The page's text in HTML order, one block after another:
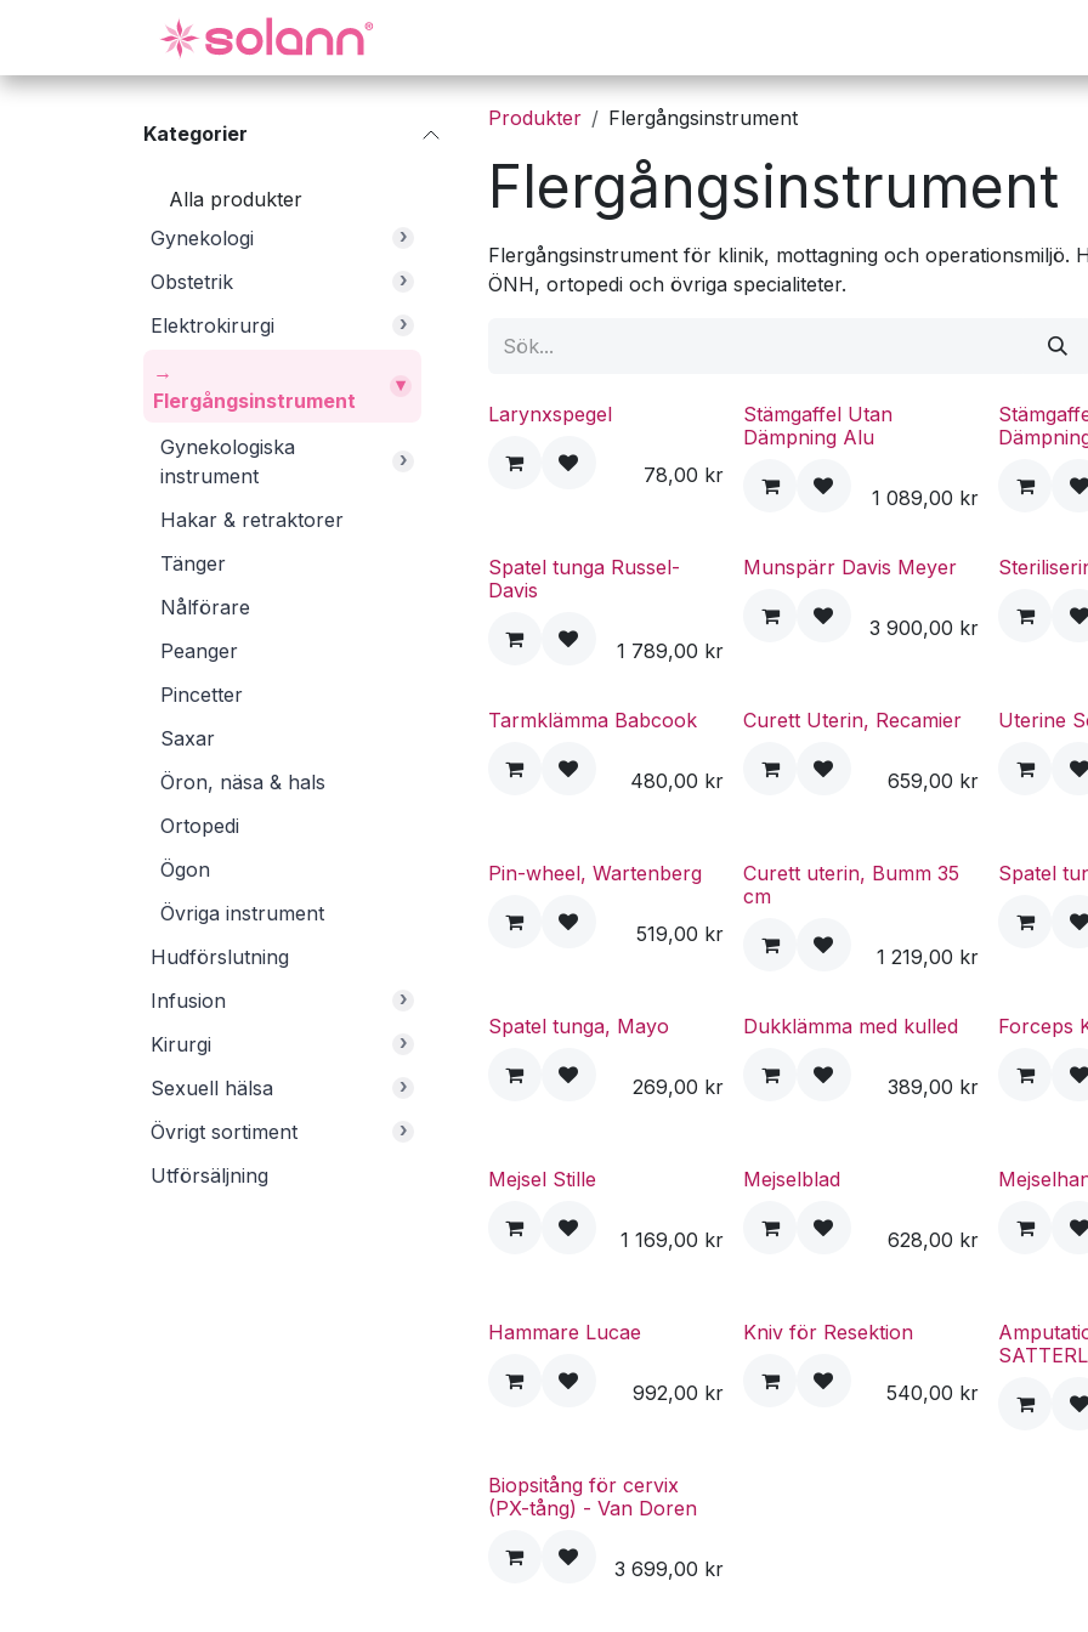
Kategorier
Alla produkter
Gynekologi
›
Obstetrik ›
Elektrokirurgi ›
→
Flergångsinstrument
▾
Gynekologiska
instrument
›
Hakar & retraktorer
Tänger
Nålförare
Peanger
Pincetter
Saxar
Öron, näsa & hals
Ortopedi
Ögon
Övriga instrument
Hudförslutning
Infusion
›
Kirurgi ›
Sexuell hälsa ›
Övrigt sortiment ›
Utförsäljning
Produkter Flergångsinstrument
Flergångsinstrument
Flergångsinstrument för klinik, mottagning och
ÖNH, ortopedi och övriga specialiteter.
Larynxspegel
78,00 kr
Stämgaffel Utan
Dämpning Alu
1 089,00 kr
Spatel tunga Russel-
Davis
1 789,00 kr
Munspärr Davis Meyer
3 900,00 kr
Tarmklämma Babcook
480,00 kr
Curett Uterin, Recamier
659,00 kr
Uterine
Pin-wheel, Wartenberg
519,00 kr
Curett uterin, Bumm 35
cm
1 219,00 kr
Spatel
Spatel tunga, Mayo
269,00 kr
Dukklämma med kulled
389,00 kr
Forceps
Mejsel Stille
1 169,00 kr
Mejselblad
628,00 kr
Hammare Lucae
992,00 kr
Kniv för Resektion
540,00 kr
Biopsitång för cervix
(PX-tång) - Van Doren
3 699,00 kr